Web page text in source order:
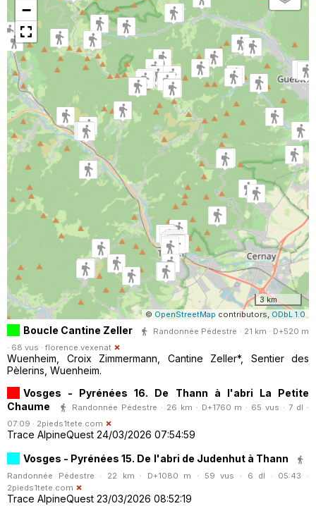
Horodatage Photos
−
3 km
© OpenStreetMap contributors, ODbL 1.0
Boucle Cantine Zeller
Randonnée Pédestre · 21 km · D+520 m
· 68 vus · florence.vexenat
Wuenheim, Croix Zimmermann, Cantine Zeller*, Sentier des
Pèlerins, Wuenheim.
Vosges - Pyrénées 16. De Thann à l'abri La Petite
Chaume
Randonnée Pédestre · 26 km · D+1760 m · 65 vus · 7 dl ·
07:09 · 2pieds1tete.com
Trace AlpineQuest 24/03/2026 07:54:59
Vosges - Pyrénées 15. De l'abri de Judenhut à Thann
Randonnée Pédestre · 22 km · D+1080 m · 59 vus · 6 dl · 05:43 ·
2pieds1tete.com
Trace AlpineQuest 23/03/2026 08:52:19